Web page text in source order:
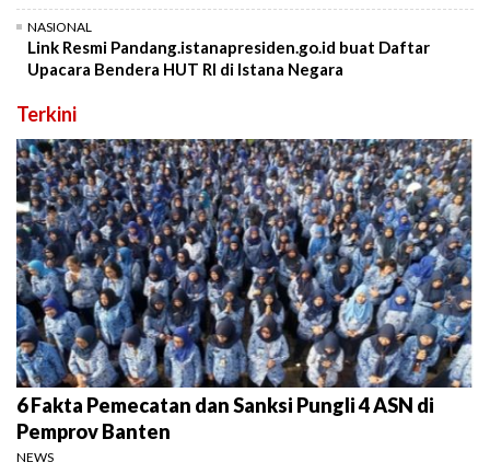
NASIONAL
Link Resmi Pandang.istanapresiden.go.id buat Daftar
Upacara Bendera HUT RI di Istana Negara
Terkini
6 Fakta Pemecatan dan Sanksi Pungli 4 ASN di
Pemprov Banten
NEWS